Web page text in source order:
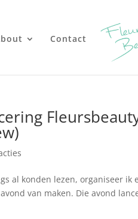
Contact
al konden lezen, organiseer
van maken. Die avond